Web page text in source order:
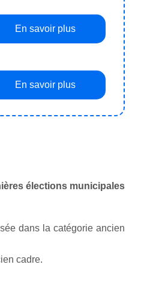
En savoir plus
En savoir plus
élections municipales
dans la catégorie ancien
cadre.